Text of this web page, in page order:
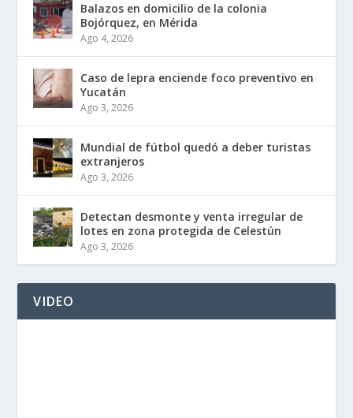
Balazos en domicilio de la colonia
Bojórquez, en Mérida
Ago 4, 2026
Caso de lepra enciende foco preventivo en
Yucatán
Ago 3, 2026
Mundial de fútbol quedó a deber turistas
extranjeros
Ago 3, 2026
Detectan desmonte y venta irregular de
lotes en zona protegida de Celestún
Ago 3, 2026
VIDEO